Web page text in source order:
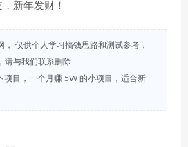
新年发财！
， 仅供个人学习搞钱思路和测试参考，
请与我们联系删除
项目，一个月赚 5W 的小项目，适合新